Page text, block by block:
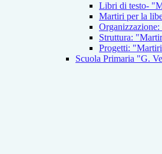
Libri di testo-
Martiri per la
Struttura:
Progetti:
Scuola Primaria "G.